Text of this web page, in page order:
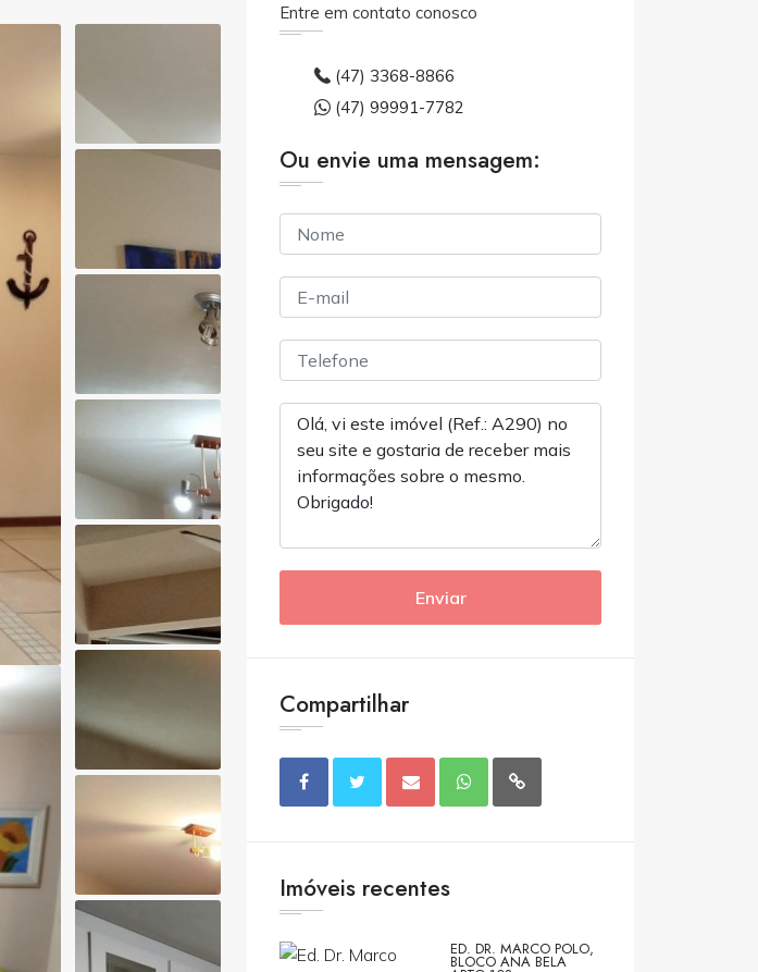
Entre em contato conosco
(47) 3368-8866
(47) 99991-7782
Ou envie uma mensagem:
Enviar
Compartilhar
Imóveis recentes
ED. DR. MARCO POLO,
BLOCO ANA BELA